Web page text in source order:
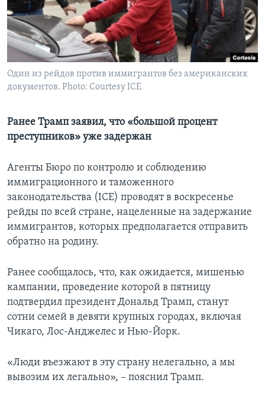
Learning English
СОЦИАЛЬНЫЕ СЕТИ
Один из рейдов против иммигрантов без американских
документов. Photo: Courtesy ICE
Ранее Трамп заявил, что «большой процент
преступников» уже задержан
Агенты Бюро по контролю и соблюдению
иммиграционного и таможенного
законодательства (ICE) проводят в воскресенье
рейды по всей стране, нацеленные на задержание
иммигрантов, которых предполагается отправить
обратно на родину.
Ранее сообщалось, что, как ожидается, мишенью
кампании, проведение которой в пятницу
подтвердил президент Дональд Трамп, станут
сотни семей в девяти крупных городах, включая
Чикаго, Лос-Анджелес и Нью-Йорк.
«Люди въезжают в эту страну нелегально, а мы
вывозим их легально», – пояснил Трамп.